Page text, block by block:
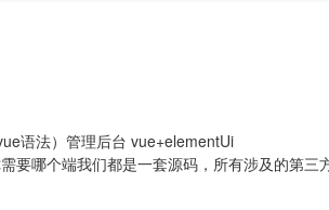
语法）管理后台 vue+elementUi
要哪个端我们都是一套源码，所有涉及的第三